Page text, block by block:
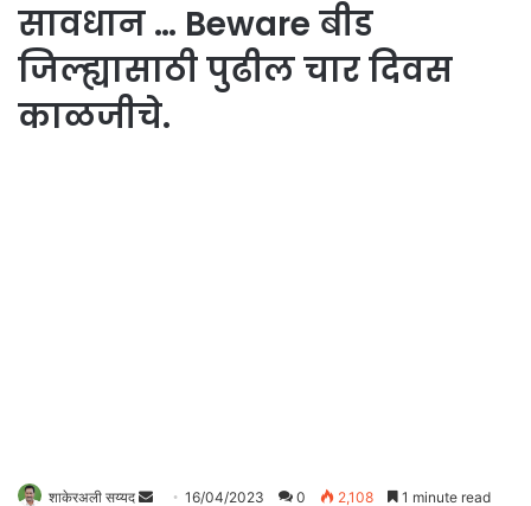
सावधान … Beware बीड
जिल्ह्यासाठी पुढील चार दिवस
काळजीचे.
शाकेरअली सय्यद 16/04/2023 0 2,108 1 minute read